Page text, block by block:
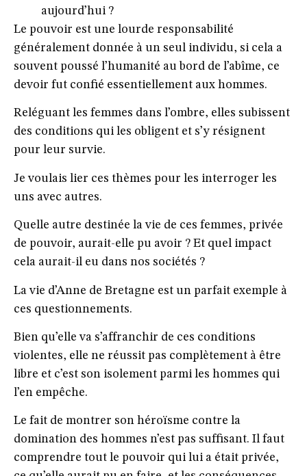
aujourd’hui ?
Le pouvoir est une lourde responsabilité
généralement donnée à un seul individu, si cela a
souvent poussé l’humanité au bord de l’abîme, ce
devoir fut confié essentiellement aux hommes.
Reléguant les femmes dans l’ombre, elles subissent
des conditions qui les obligent et s’y résignent
pour leur survie.
Je voulais lier ces thèmes pour les interroger les
uns avec autres.
Quelle autre destinée la vie de ces femmes, privée
de pouvoir, aurait-elle pu avoir ? Et quel impact
cela aurait-il eu dans nos sociétés ?
La vie d’Anne de Bretagne est un parfait exemple à
ces questionnements.
Bien qu’elle va s’affranchir de ces conditions
violentes, elle ne réussit pas complètement à être
libre et c’est son isolement parmi les hommes qui
l’en empêche.
Le fait de montrer son héroïsme contre la
domination des hommes n’est pas suffisant. Il faut
comprendre tout le pouvoir qui lui a était privée,